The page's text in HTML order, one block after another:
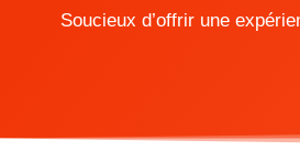
Soucieux d’offrir une